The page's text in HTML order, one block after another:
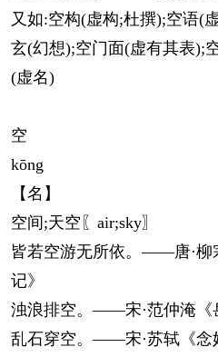
又如:空构(虚构;杜撰);空语(
玄(幻想);空门面(虚有其表);
(虚名)
空
kōng
【名】
空间;天空〖air;sky〗
皆若空游无所依。——唐·柳
记》
浊浪排空。——宋·范仲淹《
乱石穿空。——宋·苏轼《念